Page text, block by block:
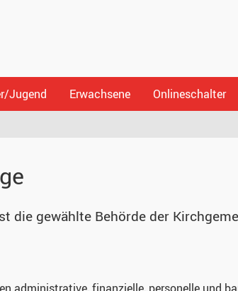
Jugend Erwachsene Onlineschalter
die gewählte Behörde der